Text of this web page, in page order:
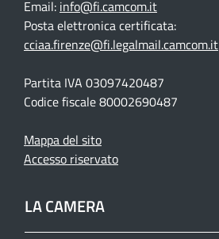
Email: info@fi.camcom.it
Posta elettronica certificata:
cciaa.firenze@fi.legalmail.camcom.it
Partita IVA 03097420487
Codice fiscale 80002690487
Mappa del sito
Accesso riservato
LA CAMERA